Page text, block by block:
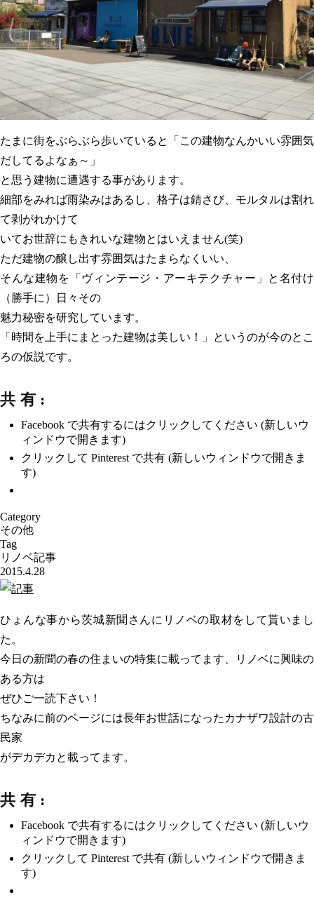
たまに街をぶらぶら歩いていると「この建物なんかいい雰囲気
だしてるよなぁ～」
と思う建物に遭遇する事があります。
細部をみれば雨染みはあるし、格子は錆さび、モルタルは割れ
て剥がれかけて
いてお世辞にもきれいな建物とはいえません(笑)
ただ建物の醸し出す雰囲気はたまらなくいい、
そんな建物を「ヴィンテージ・アーキテクチャー」と名付け
（勝手に）日々その
魅力秘密を研究しています。
「時間を上手にまとった建物は美しい！」というのが今のとこ
ろの仮説です。
共有:
Facebook で共有するにはクリックしてください (新しいウ
ィンドウで開きます)
クリックして Pinterest で共有 (新しいウィンドウで開きま
す)
Category
その他
Tag
リノベ記事
2015.4.28
ひょんな事から茨城新聞さんにリノベの取材をして貰いまし
た。
今日の新聞の春の住まいの特集に載ってます、リノベに興味の
ある方は
ぜひご一読下さい！
ちなみに前のページには長年お世話になったカナザワ設計の古
民家
がデカデカと載ってます。
共有:
Facebook で共有するにはクリックしてください (新しいウ
ィンドウで開きます)
クリックして Pinterest で共有 (新しいウィンドウで開きま
す)